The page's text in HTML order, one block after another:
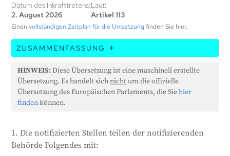
Datum des Inkrafttretens:
2. August 2026
Laut:
Artikel 113
Einenvollständigen Zeitplan für die Umsetzung finden Sie hier.
ZUSAMMENFASSUNG
Dieser Artikel besagt, dass benannte Stellen
(Organisationen, die die Konformität bestimmter
Produkte bewerten, bevor diese in der EU verkauft
werden) die notifizierende Behörde über alle
müssen. Sie müssen auch Informationen über alle
Anfragen von Marktaufsichtsbehörden weitergeben.
HINWEIS:Diese Übersetzung ist eine maschinell erstellte
Übersetzung. Es handelt sichnichtum die offizielle
Übersetzung des Europäischen Parlaments, die Siehier
findenkönnen.
1. Die notifizierten Stellen teilen der notifizierenden
Behörde Folgendes mit: